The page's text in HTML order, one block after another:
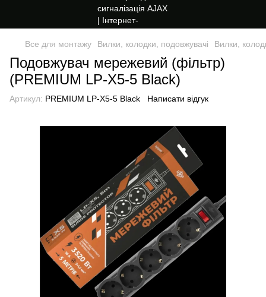
Все для монтажу Вилки, колодки, подовжувачі Вилки,
Подовжувач мережевий (фільтр)
(PREMIUM LP-X5-5 Black)
Артикул: PREMIUM LP-X5-5 Black Написати відгук